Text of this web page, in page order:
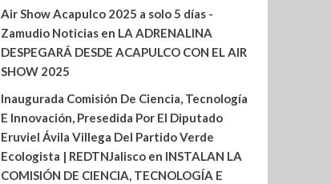
Air Show Acapulco 2025 a solo 5 días -
Zamudio Noticiasen LA ADRENALINA
DESPEGARÁ DESDE ACAPULCO CON EL AIR
SHOW 2025
Inaugurada Comisión De Ciencia, Tecnología
E Innovación, Presedida Por El Diputado
Eruviel Ávila Villega Del Partido Verde
Ecologista | REDTNJaliscoen INSTALAN LA
COMISIÓN DE CIENCIA, TECNOLOGÍA E